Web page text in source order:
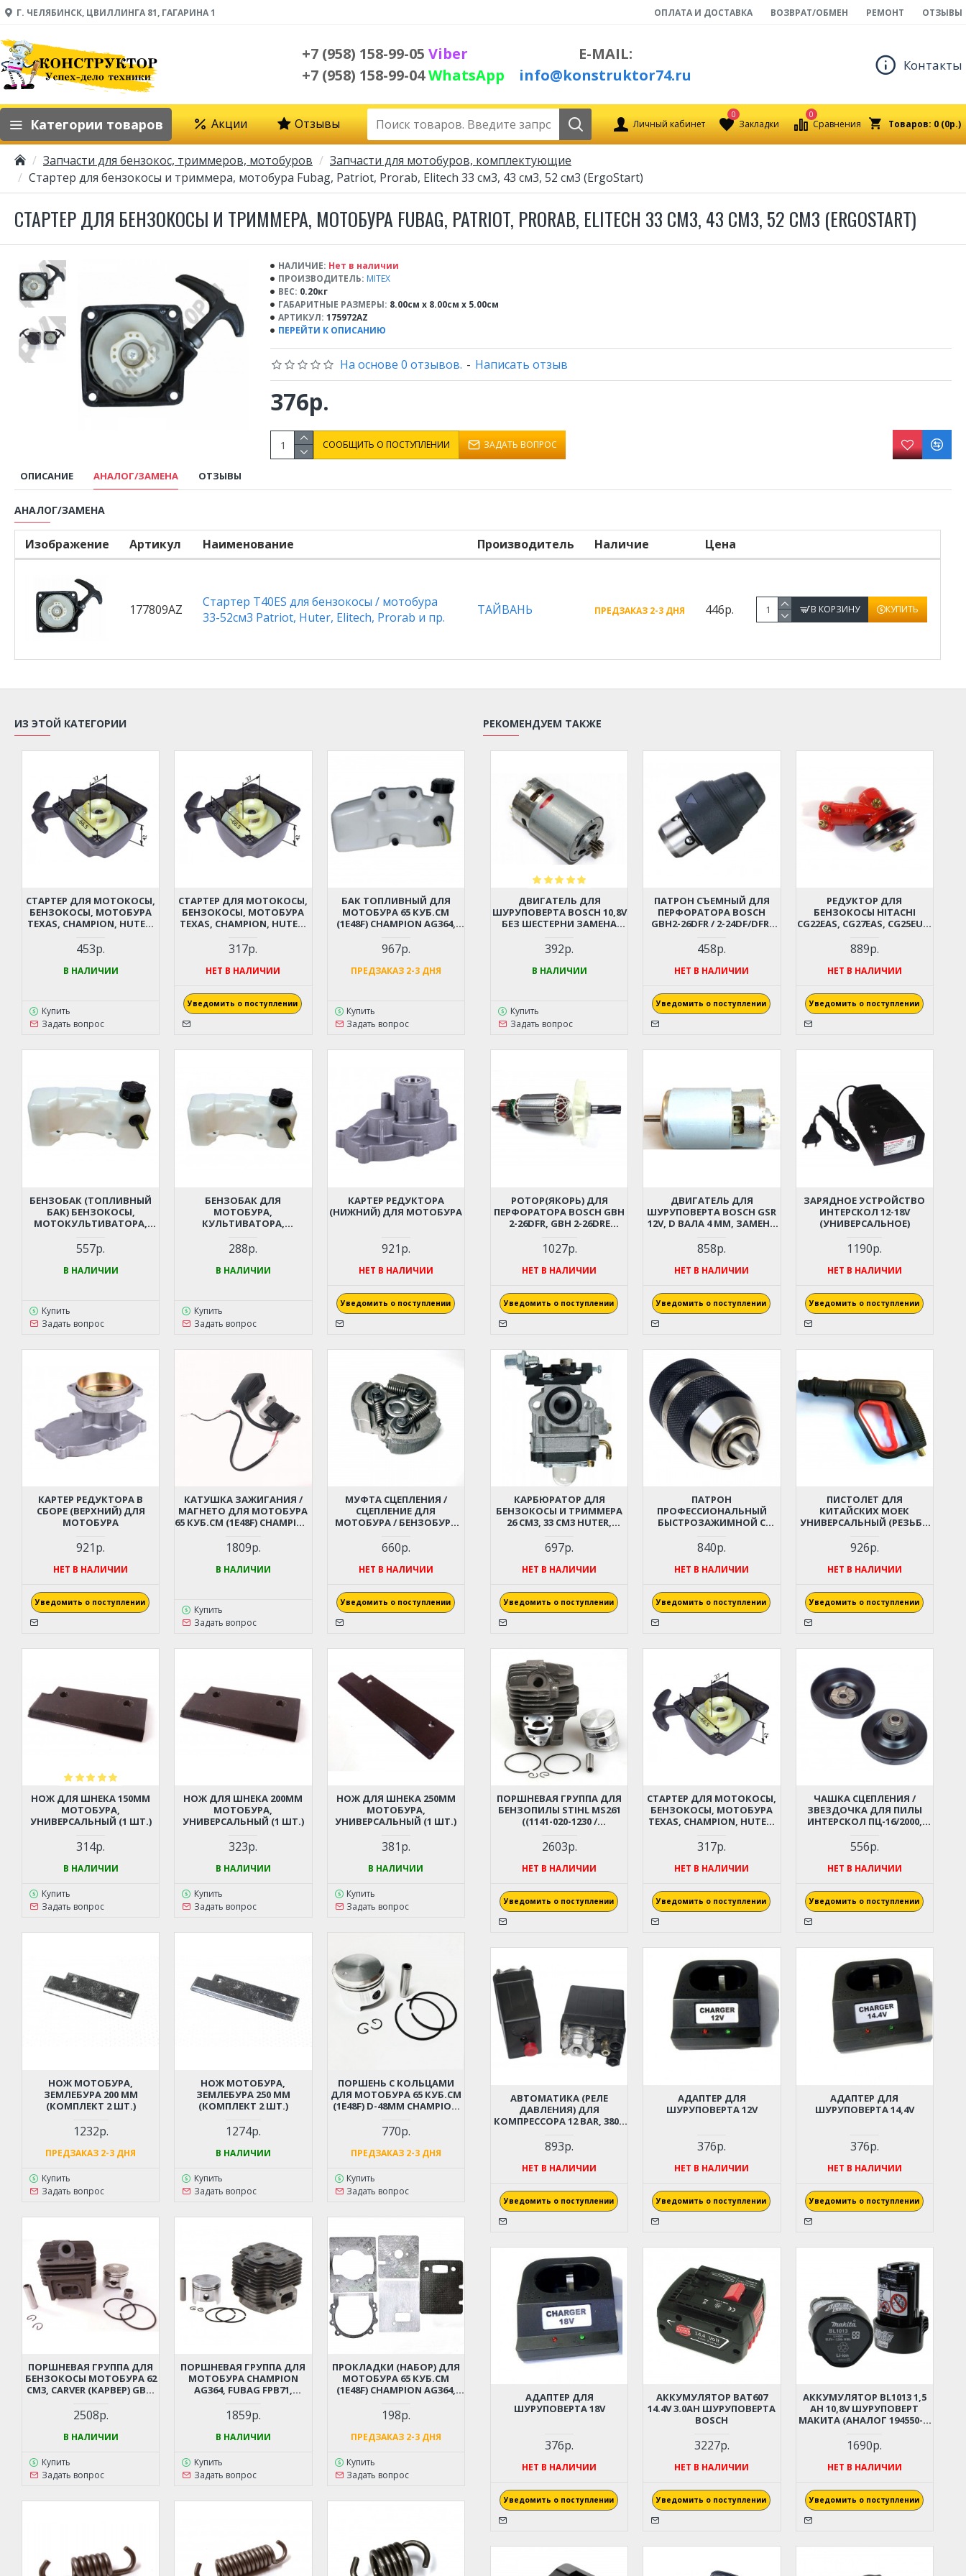
Г. ЧЕЛЯБИНСК, ЦВИЛЛИНГА 81, ГАГАРИНА 1 ОПЛАТА И ДОСТАВКА ВОЗВРАТ/ОБМЕН РЕМОНТ ОТЗЫВЫ
+7 (958) 158-99-05 Viber
+7 (958) 158-99-04WhatsApp
E-MAIL:
info@konstruktor74.ru
Контакты
Категории товаров Акции Отзывы Личный кабинет Закладки
0
Сравнения
0
Товаров: 0 (0р.)
Запчасти для бензокос, триммеров, мотобуров
Запчасти для мотобуров, комплектующие
Стартер для бензокосы и триммера, мотобура Fubag, Patriot, Prorab, Elitech 33 см3, 43 см3, 52 см3 (ErgoStart)
СТАРТЕР ДЛЯ БЕНЗОКОСЫ И ТРИММЕРА, МОТОБУРА FUBAG, PATRIOT, PRORAB, ELITECH 33 СМ3, 43 СМ3, 52 СМ3 (ERGOSTART)
НАЛИЧИЕ: Нет в наличии
ПРОИЗВОДИТЕЛЬ: MITEX
ВЕС: 0.20кг
ГАБАРИТНЫЕ РАЗМЕРЫ: 8.00см x 8.00см x 5.00см
АРТИКУЛ: 175972AZ
ПЕРЕЙТИ К ОПИСАНИЮ
На основе 0 отзывов. - Написать отзыв
376р.
СООБЩИТЬ О ПОСТУПЛЕНИИ ЗАДАТЬ ВОПРОС
АНАЛОГ/ЗАМЕНА
ОПИСАНИЕ ОТЗЫВЫ
АНАЛОГ/ЗАМЕНА
Изображение Артикул Наименование Производитель Наличие Цена
177809AZ
Стартер Т40ES для бензокосы / мотобура
33-52см3 Patriot, Huter, Elitech, Prorab и пр.
ТАЙВАНЬ ПРЕДЗАКАЗ 2-3 ДНЯ 446р. В КОРЗИНУ КУПИТЬ
ИЗ ЭТОЙ КАТЕГОРИИ
СТАРТЕР ДЛЯ МОТОКОСЫ,
БЕНЗОКОСЫ, МОТОБУРА
TEXAS, CHAMPION, HUTER,
FUBAG И ПР. (ЛЕГКИЙ
СТАРТ, ВЫСОТА 42 ММ)
453р.
В НАЛИЧИИ
Купить
Задать вопрос
СТАРТЕР ДЛЯ МОТОКОСЫ,
БЕНЗОКОСЫ, МОТОБУРА
TEXAS, CHAMPION, HUTER,
FUBAG И ПР. (ЛЕГКИЙ
СТАРТ, ВЫСОТА 42 ММ)
317р.
НЕТ В НАЛИЧИИ
Уведомить о поступлении
БАК ТОПЛИВНЫЙ ДЛЯ
МОТОБУРА 65 КУБ.СМ
(1E48F) CHAMPION AG364,
HUTER GGD-62; ADA DRILL 7
(064154100)
967р.
ПРЕДЗАКАЗ 2-3 ДНЯ
Купить
Задать вопрос
БЕНЗОБАК (ТОПЛИВНЫЙ
БАК) БЕНЗОКОСЫ,
МОТОКУЛЬТИВАТОРА,
43 СМ3, 52 СМ3 (ДВИГАТЕЛЬ
1E40F, 1E44F)
557р.
В НАЛИЧИИ
Купить
Задать вопрос
БЕНЗОБАК ДЛЯ
МОТОБУРА,
КУЛЬТИВАТОРА,
43 СМ3, 52 СМ3 (ДВИГАТЕЛЬ
1E40F, 1E44F)
288р.
В НАЛИЧИИ
Купить
Задать вопрос
КАРТЕР РЕДУКТОРА
(НИЖНИЙ) ДЛЯ МОТОБУРА
921р.
НЕТ В НАЛИЧИИ
Уведомить о поступлении
КАРТЕР РЕДУКТОРА В
СБОРЕ (ВЕРХНИЙ) ДЛЯ
МОТОБУРА
921р.
НЕТ В НАЛИЧИИ
Уведомить о поступлении
КАТУШКА ЗАЖИГАНИЯ /
МАГНЕТО ДЛЯ МОТОБУРА
65 КУБ.СМ (1E48F) CHAMPION
AE75D; HUTER GGD-62; ADA
DRILL 7 (064141210)
1809р.
В НАЛИЧИИ
Купить
Задать вопрос
МУФТА СЦЕПЛЕНИЯ /
СЦЕПЛЕНИЕ ДЛЯ
МОТОБУРА / БЕНЗОБУРА
HUTER, ADA DRILL 7,
МИНИМОТОЦИКЛА,
МИНИБАЙКА 47СС, 49СС (3
660р.
НЕТ В НАЛИЧИИ
Уведомить о поступлении
НОЖ ДЛЯ ШНЕКА 150ММ
МОТОБУРА,
УНИВЕРСАЛЬНЫЙ (1 ШТ.)
314р.
В НАЛИЧИИ
Купить
Задать вопрос
НОЖ ДЛЯ ШНЕКА 200ММ
МОТОБУРА,
УНИВЕРСАЛЬНЫЙ (1 ШТ.)
323р.
В НАЛИЧИИ
Купить
Задать вопрос
НОЖ ДЛЯ ШНЕКА 250ММ
МОТОБУРА,
УНИВЕРСАЛЬНЫЙ (1 ШТ.)
381р.
В НАЛИЧИИ
Купить
Задать вопрос
НОЖ МОТОБУРА,
ЗЕМЛЕБУРА 200 ММ
(КОМПЛЕКТ 2 ШТ.)
1232р.
ПРЕДЗАКАЗ 2-3 ДНЯ
Купить
Задать вопрос
НОЖ МОТОБУРА,
ЗЕМЛЕБУРА 250 ММ
(КОМПЛЕКТ 2 ШТ.)
1274р.
В НАЛИЧИИ
Купить
Задать вопрос
ПОРШЕНЬ С КОЛЬЦАМИ
ДЛЯ МОТОБУРА 65 КУБ.СМ
(1E48F) D-48ММ CHAMPION
AE70D, AE75D; HUTER GGD-
62; ADA DRILL 7
770р.
ПРЕДЗАКАЗ 2-3 ДНЯ
Купить
Задать вопрос
ПОРШНЕВАЯ ГРУППА ДЛЯ
БЕНЗОКОСЫ МОТОБУРА 62
СМ3, CARVER (КАРВЕР) GBC-
BT8972D И ПР.
2508р.
В НАЛИЧИИ
Купить
Задать вопрос
ПОРШНЕВАЯ ГРУППА ДЛЯ
МОТОБУРА CHAMPION
AG364, FUBAG FPB71,
ECHO PB770 (1E48F, 63КУБ. D-
48ММ)
1859р.
В НАЛИЧИИ
Купить
Задать вопрос
ПРОКЛАДКИ (НАБОР) ДЛЯ
МОТОБУРА 65 КУБ.СМ
(1E48F) CHAMPION AG364,
HUTER GGD-62; ADA DRILL 7
(064112710)
198р.
ПРЕДЗАКАЗ 2-3 ДНЯ
Купить
Задать вопрос
РЕКОМЕНДУЕМ ТАКЖЕ
ДВИГАТЕЛЬ ДЛЯ
ШУРУПОВЕРТА BOSCH 10,8V
БЕЗ ШЕСТЕРНИ ЗАМЕНА
392р.
В НАЛИЧИИ
Купить
Задать вопрос
ПАТРОН СЪЕМНЫЙ ДЛЯ
ПЕРФОРАТОРА BOSCH
GBH2-26DFR / 2-24DF/DFR,
PRT800CE (1617000895)
458р.
НЕТ В НАЛИЧИИ
Уведомить о поступлении
РЕДУКТОР ДЛЯ
БЕНЗОКОСЫ HITACHI
CG22EAS, CG27EAS, CG25EUS,
ШЛИЦОВ) (6696976)
889р.
НЕТ В НАЛИЧИИ
Уведомить о поступлении
РОТОР(ЯКОРЬ) ДЛЯ
ПЕРФОРАТОРА BOSCH GBH
2-26DFR, GBH 2-26DRE
1027р.
НЕТ В НАЛИЧИИ
Уведомить о поступлении
ДВИГАТЕЛЬ ДЛЯ
ШУРУПОВЕРТА BOSCH GSR
12V, D ВАЛА 4 ММ, ЗАМЕНА
858р.
НЕТ В НАЛИЧИИ
Уведомить о поступлении
ЗАРЯДНОЕ УСТРОЙСТВО
ИНТЕРСКОЛ 12-18V
(УНИВЕРСАЛЬНОЕ)
1190р.
НЕТ В НАЛИЧИИ
Уведомить о поступлении
КАРБЮРАТОР ДЛЯ
БЕНЗОКОСЫ И ТРИММЕРА
26 СМ3, 33 СМ3 HUTER,
CHAMPION, CARVER,
ИНТЕРСКОЛ, СОЮЗ,
КАЛИБР, ECHO SRM2655SI И
697р.
НЕТ В НАЛИЧИИ
Уведомить о поступлении
ПАТРОН
ПРОФЕССИОНАЛЬНЫЙ
БЫСТРОЗАЖИМНОЙ С
ШУРУПОВЕРТА (2-13 ММ,
РЕЗЬБА 1/2"-20UNF)
840р.
НЕТ В НАЛИЧИИ
Уведомить о поступлении
ПИСТОЛЕТ ДЛЯ
КИТАЙСКИХ МОЕК
УНИВЕРСАЛЬНЫЙ (РЕЗЬБА
926р.
НЕТ В НАЛИЧИИ
Уведомить о поступлении
ПОРШНЕВАЯ ГРУППА ДЛЯ
БЕНЗОПИЛЫ STIHL MS261
((1141-020-1230 /
2603р.
НЕТ В НАЛИЧИИ
Уведомить о поступлении
СТАРТЕР ДЛЯ МОТОКОСЫ,
БЕНЗОКОСЫ, МОТОБУРА
TEXAS, CHAMPION, HUTER,
FUBAG И ПР. (ЛЕГКИЙ
СТАРТ, ВЫСОТА 42 ММ)
317р.
НЕТ В НАЛИЧИИ
Уведомить о поступлении
ЧАШКА СЦЕПЛЕНИЯ /
ЗВЕЗДОЧКА ДЛЯ ПИЛЫ
ИНТЕРСКОЛ ПЦ-16/2000,
556р.
НЕТ В НАЛИЧИИ
Уведомить о поступлении
АВТОМАТИКА (РЕЛЕ
ДАВЛЕНИЯ) ДЛЯ
КОМПРЕССОРА 12 BAR, 380В
ВЫХОД)
893р.
НЕТ В НАЛИЧИИ
Уведомить о поступлении
АДАПТЕР ДЛЯ
ШУРУПОВЕРТА 12V
376р.
НЕТ В НАЛИЧИИ
Уведомить о поступлении
АДАПТЕР ДЛЯ
ШУРУПОВЕРТА 14,4V
376р.
НЕТ В НАЛИЧИИ
Уведомить о поступлении
АДАПТЕР ДЛЯ
ШУРУПОВЕРТА 18V
376р.
НЕТ В НАЛИЧИИ
Уведомить о поступлении
АККУМУЛЯТОР BAT607
14.4V 3.0AH ШУРУПОВЕРТА
BOSCH
3227р.
НЕТ В НАЛИЧИИ
Уведомить о поступлении
АККУМУЛЯТОР BL1013 1,5
AH 10,8V ШУРУПОВЕРТ
МАКИТА (АНАЛОГ 194550-6,
1690р.
НЕТ В НАЛИЧИИ
Уведомить о поступлении